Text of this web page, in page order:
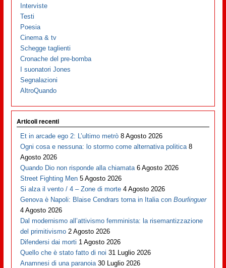
Interviste
Testi
Poesia
Cinema & tv
Schegge taglienti
Cronache del pre-bomba
I suonatori Jones
Segnalazioni
AltroQuando
Articoli recenti
Et in arcade ego 2: L’ultimo metrò 8 Agosto 2026
Ogni cosa e nessuna: lo stormo come alternativa politica 8
Agosto 2026
Quando Dio non risponde alla chiamata 6 Agosto 2026
Street Fighting Men 5 Agosto 2026
Si alza il vento / 4 – Zone di morte 4 Agosto 2026
Genova è Napoli: Blaise Cendrars torna in Italia conBourlinguer
4 Agosto 2026
Dal modernismo all’attivismo femminista: la risemantizzazione
del primitivismo 2 Agosto 2026
Difendersi dai morti 1 Agosto 2026
Quello che è stato fatto di noi 31 Luglio 2026
Anamnesi di una paranoia 30 Luglio 2026